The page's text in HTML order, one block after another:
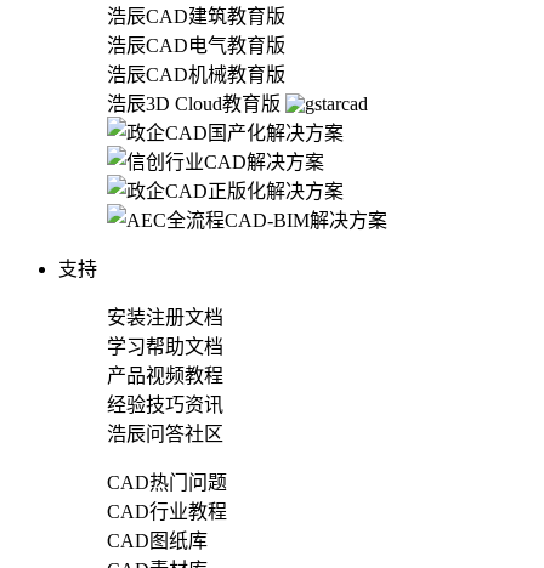
浩辰CAD建筑教育版
浩辰CAD电气教育版
浩辰CAD机械教育版
浩辰3D Cloud教育版
支持
安装注册文档
学习帮助文档
产品视频教程
经验技巧资讯
浩辰问答社区
CAD热门问题
CAD行业教程
CAD图纸库